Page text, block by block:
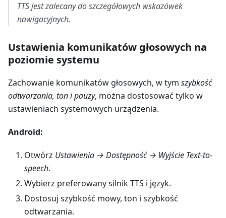
TTS jest zalecany do szczegółowych wskazówek
nawigacyjnych.
Ustawienia komunikatów głosowych na
poziomie systemu
Zachowanie komunikatów głosowych, w tym szybkość
odtwarzania, ton i pauzy, można dostosować tylko w
ustawieniach systemowych urządzenia.
Android:
Otwórz Ustawienia → Dostępność → Wyjście Text-to-
speech.
Wybierz preferowany silnik TTS i język.
Dostosuj szybkość mowy, ton i szybkość
odtwarzania.